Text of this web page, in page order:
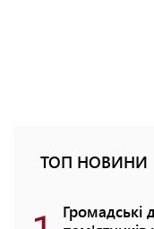
ТОП НОВИНИ
Громадські